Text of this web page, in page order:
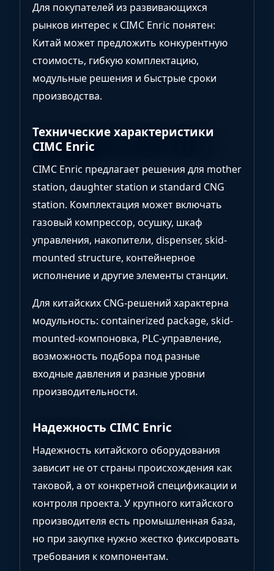
Для покупателей из развивающихся
рынков интерес к CIMC Enric понятен:
Китай может предложить конкурентную
стоимость, гибкую комплектацию,
модульные решения и быстрые сроки
производства.
Технические характеристики
CIMC Enric
CIMC Enric предлагает решения для mother
station, daughter station и standard CNG
station. Комплектация может включать
газовый компрессор, осушку, шкаф
управления, накопители, dispenser, skid-
mounted structure, контейнерное
исполнение и другие элементы станции.
Для китайских CNG-решений характерна
модульность: containerized package, skid-
mounted-компоновка, PLC-управление,
возможность подбора под разные
входные давления и разные уровни
производительности.
Надежность CIMC Enric
Надежность китайского оборудования
зависит не от страны происхождения как
таковой, а от конкретной спецификации и
контроля проекта. У крупного китайского
производителя есть промышленная база,
но при закупке нужно жестко фиксировать
требования к компонентам.